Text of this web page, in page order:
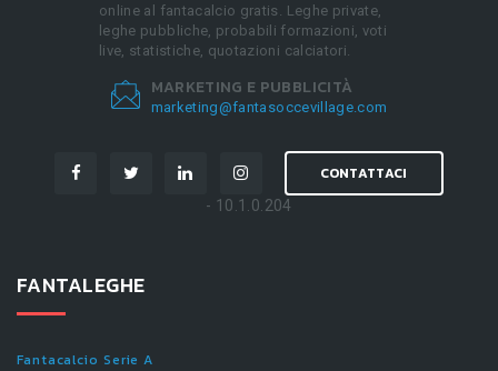
online al fantacalcio gratis. Leghe private,
leghe pubbliche, probabili formazioni, voti
live, statistiche, quotazioni calciatori.
MARKETING E PUBBLICITÀ
marketing@fantasoccevillage.com
CONTATTACI
- 10.1.0.204
FANTALEGHE
Fantacalcio Serie A